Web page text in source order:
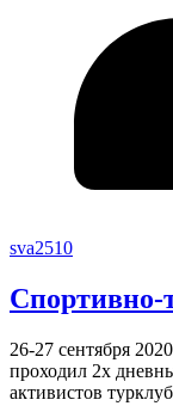
sva2510
Спортивно-
26-27 сентября
проходил 2х
активистов